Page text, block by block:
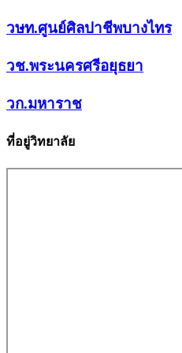
วษท.ศูนย์ศิลปาชีพบางไทร
วช.พระนครศรีอยุธยา
วก.มหาราช
ที่อยู่วิทยาลัย